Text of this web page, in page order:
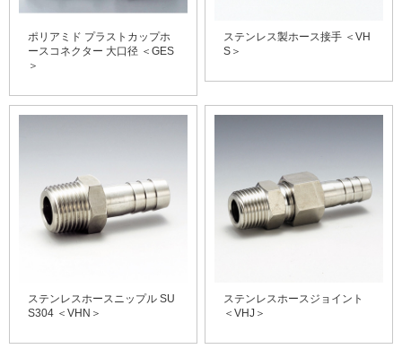
ポリアミド プラストカップホ
ースコネクター 大口径 ＜GES
＞
ステンレス製ホース接手 ＜VH
S＞
ステンレスホースニップル SU
S304 ＜VHN＞
ステンレスホースジョイント
＜VHJ＞